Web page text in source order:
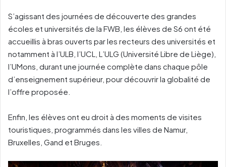
S’agissant des journées de découverte des grandes
écoles et universités de la FWB, les élèves de S6 ont été
accueillis à bras ouverts par les recteurs des universités et
notamment à l’ULB, l’UCL, L’ULG (Université Libre de Liège),
l’UMons, durant une journée complète dans chaque pôle
d’enseignement supérieur, pour découvrir la globalité de
l’offre proposée.
Enfin, les élèves ont eu droit à des moments de visites
touristiques, programmés dans les villes de Namur,
Bruxelles, Gand et Bruges.